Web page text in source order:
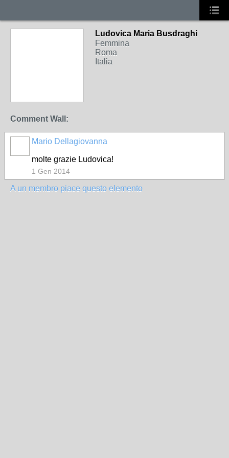
Ludovica Maria Busdraghi
Femmina
Roma
Italia
Comment Wall:
Mario Dellagiovanna
molte grazie Ludovica!
1 Gen 2014
A un membro piace questo elemento